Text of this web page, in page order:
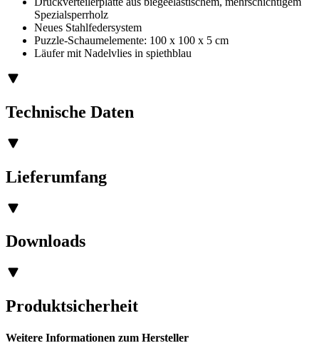
Spezialsperrholz
Neues Stahlfedersystem
Puzzle-Schaumelemente: 100 x 100 x 5 cm
Läufer mit Nadelvlies in spiethblau
Technische Daten
Lieferumfang
Downloads
Produktsicherheit
Weitere Informationen zum Hersteller